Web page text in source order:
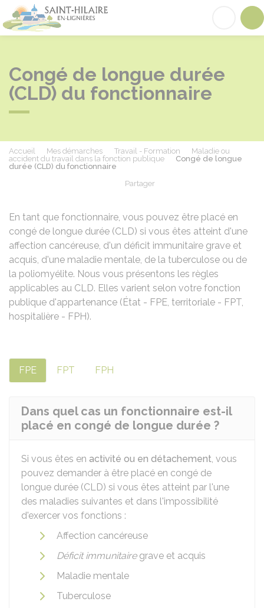
Saint-Hilaire-en-Lignières
Congé de longue durée
(CLD) du fonctionnaire
Accueil Mes démarches Travail - Formation
Maladie ou
accident du travail dans la fonction publique
Congé de longue
durée (CLD) du fonctionnaire
Partager
En tant que fonctionnaire, vous pouvez être placé en
congé de longue durée (CLD) si vous êtes atteint d'une
affection cancéreuse, d'un déficit immunitaire grave et
acquis, d'une maladie mentale, de la tuberculose ou de
la poliomyélite. Nous vous présentons les règles
applicables au CLD. Elles varient selon votre fonction
publique d'appartenance (État - FPE, territoriale - FPT,
hospitalière - FPH).
FPE FPT FPH
Dans quel cas un fonctionnaire est-il
placé en congé de longue durée ?
Si vous êtes en activité ou en détachement, vous
pouvez demander à être placé en congé de
longue durée (CLD) si vous êtes atteint par l'une
des maladies suivantes et dans l'impossibilité
d'exercer vos fonctions :
Affection cancéreuse
Déficit immunitairegrave et acquis
Maladie mentale
Tuberculose